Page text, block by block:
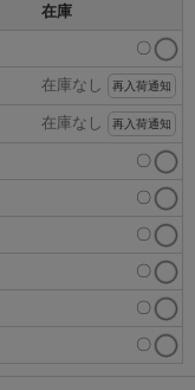
在庫
〇
在庫なし 再入荷通知
在庫なし 再入荷通知
〇
〇
〇
〇
〇
〇